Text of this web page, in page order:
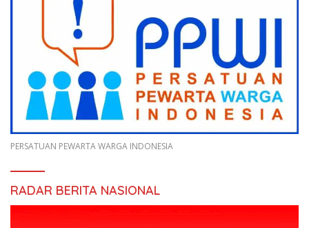
PERSATUAN PEWARTA WARGA INDONESIA
RADAR BERITA NASIONAL